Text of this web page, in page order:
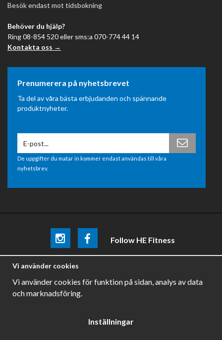
Besök endast mot tidsbokning
Behöver du hjälp?
Ring 08-854 520 eller sms:a 070-774 44 14
Kontakta oss →
Prenumerera på nyhetsbrevet
Ta del av våra bästa erbjudanden och spännande
produktnyheter.
De uppgifter du matar in kommer endast användas till våra
nyhetsbrev.
Follow HE Fitness
Be the firstto know aboutpromotions, news and training
Vi använder cookies
Vi använder cookies för funktion på sidan, analys av data
och marknadsföring.
Inställningar